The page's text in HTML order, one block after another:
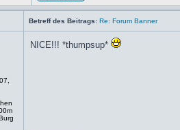
Betreff des Beitrags: Re: Forum Banner
NICE!!! *thumpsup*